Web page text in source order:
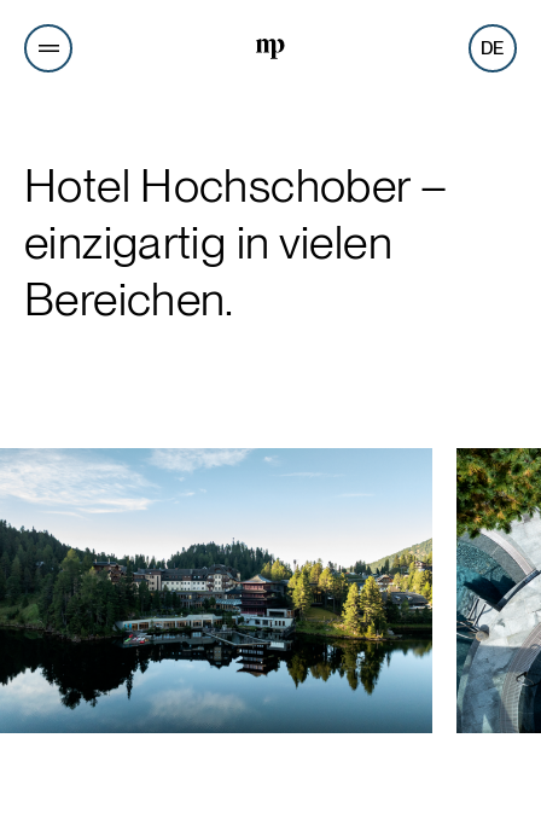
DE
Hotel Hochschober –
einzigartig in vielen
Bereichen.